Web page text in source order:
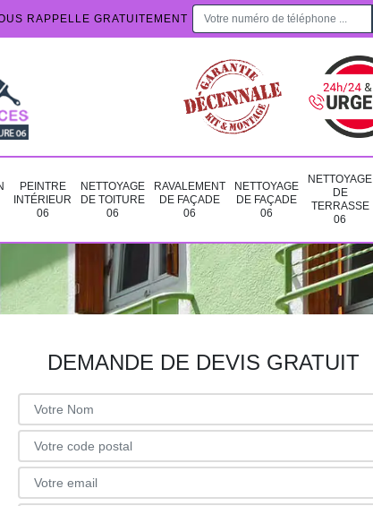
RAPPELLE GRATUITEMENT
PEINTRE
INTÉRIEUR
06
NETTOYAGE
DE TOITURE
06
RAVALEMENT
DE FAÇADE
06
NETTOYAGE
DE FAÇADE
06
NETTOYAGE
DE
TERRASSE
06
DEMANDE DE DEVIS GRATUIT